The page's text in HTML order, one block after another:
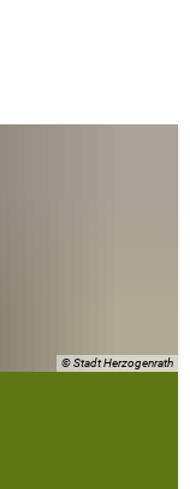
© Stadt Herzogenrath